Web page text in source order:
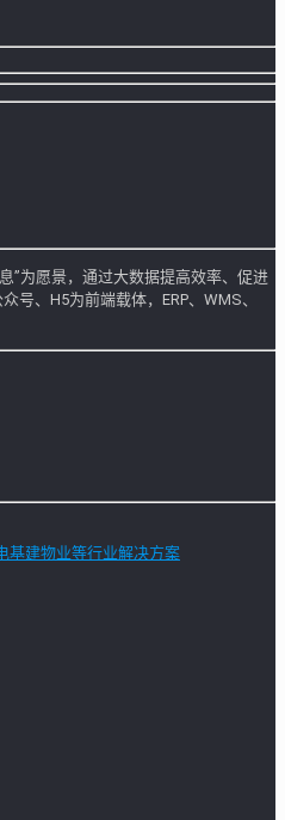
”为愿景，通过大数据提高效率、促进
号、H5为前端载体，ERP、WMS、
基建物业等行业解决方案